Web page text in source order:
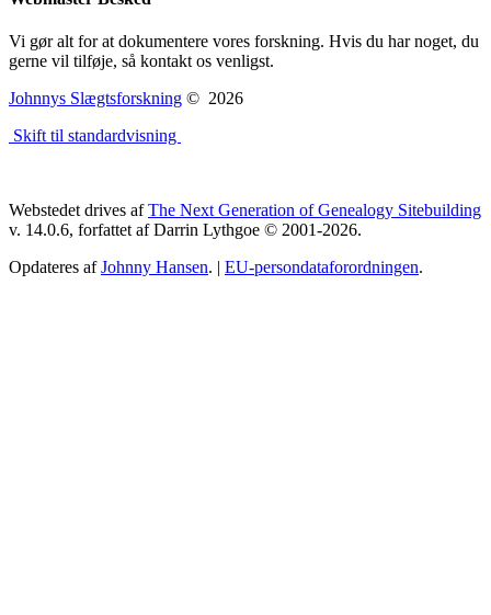
Vi gør alt for at dokumentere vores forskning. Hvis du har noget, du
gerne vil tilføje, så kontakt os venligst.
Johnnys Slægtsforskning © 2026
Skift til standardvisning
Webstedet drives afThe Next Generation of Genealogy Sitebuilding
v. 14.0.6, forfattet af Darrin Lythgoe © 2001-2026.
Opdateres afJohnny Hansen. | EU-persondataforordningen.